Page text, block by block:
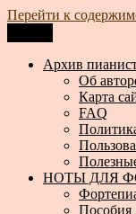
Перейти к
Архив пианистки
Всё для пианистов:
Архив
Об
Карта
FAQ
НОТЫ ДЛЯ